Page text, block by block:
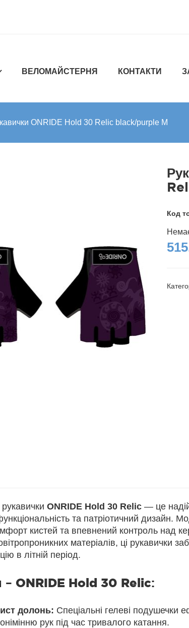
ВЕЛОМАЙСТЕРНЯ КОНТАКТИ
ONRIDE Hold 30 Relic black/purple M
Код
ONRIDE Hold 30 Relic — це
та патріотичний дизайн.
кистей та впевнений контроль над
матеріалів, ці рукавички
в літній період.
– ONRIDE Hold 30 Relic:
долонь: Спеціальні гелеві подушечки
рук під час тривалого катання.